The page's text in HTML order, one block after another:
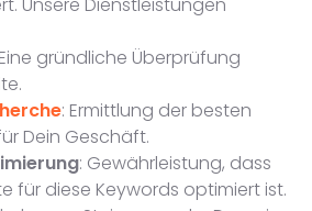
gründliche Überprüfung
: Ermittlung der besten
Dein Geschäft.
: Gewährleistung, dass
für diese Keywords optimiert ist.